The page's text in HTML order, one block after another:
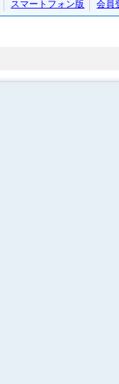
スマートフォン版 会員